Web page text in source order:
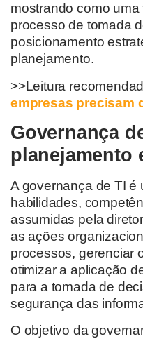
mostrando como
processo de tomada
posicionamento
planejamento.
>>Leitura
empresas precisam
Governança
planejamento
A governança de TI é
habilidades,
assumidas pela
as ações
processos, gerenciar
otimizar a aplicação
para a tomada de
segurança das
O objetivo da